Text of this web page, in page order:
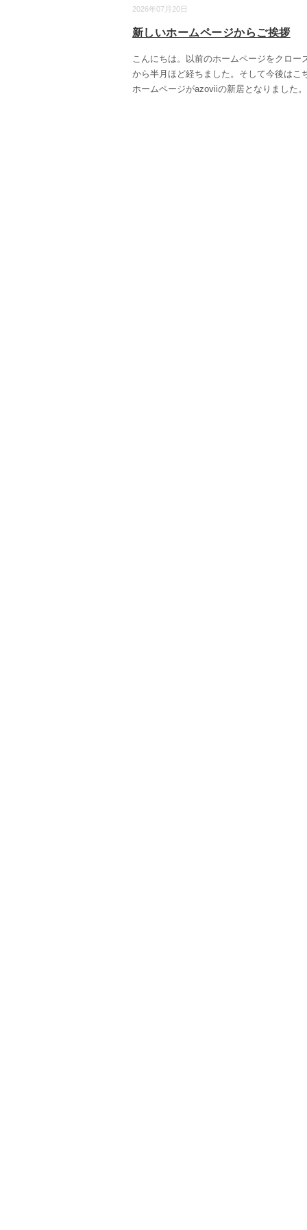
2026年07月20日
新しいホームページからご挨拶
こんにちは。以前のホームページをクロー
から半月ほど経ちました。そして今後はこ
ホームページがazoviiの新居となりました。